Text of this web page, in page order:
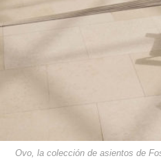
Ovo, la colección de asientos de